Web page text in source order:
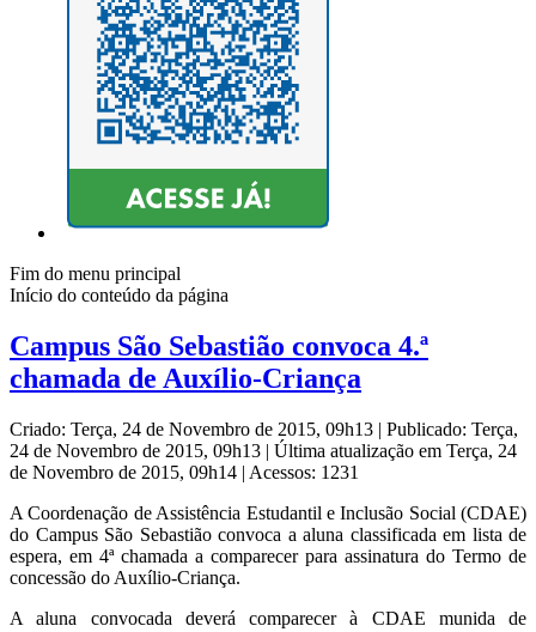
Fim do menu principal
Início do conteúdo da página
Campus São Sebastião convoca 4.ª
chamada de Auxílio-Criança
Criado: Terça, 24 de Novembro de 2015, 09h13 | Publicado: Terça,
24 de Novembro de 2015, 09h13 | Última atualização em Terça, 24
de Novembro de 2015, 09h14 | Acessos: 1231
A Coordenação de Assistência Estudantil e Inclusão Social (CDAE)
do Campus São Sebastião convoca a aluna classificada em lista de
espera, em 4ª chamada a comparecer para assinatura do Termo de
concessão do Auxílio-Criança.
A aluna convocada deverá comparecer à CDAE munida de